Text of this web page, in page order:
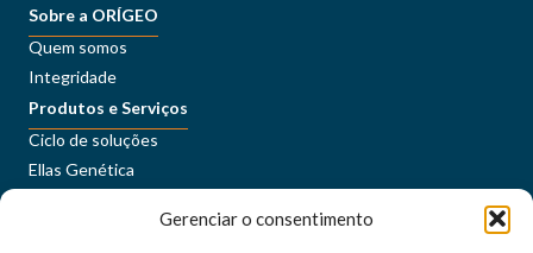
Gerenciar o consentimento
Sobre a ORÍGEO
Quem somos
Integridade
Produtos e Serviços
Ciclo de soluções
Ellas Genética